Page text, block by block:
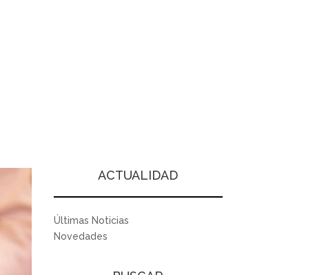
ACTUALIDAD
Últimas Noticias
Novedades